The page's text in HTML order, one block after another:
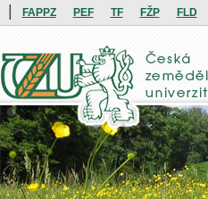
FAPPZ PEF TF FŽP FLD